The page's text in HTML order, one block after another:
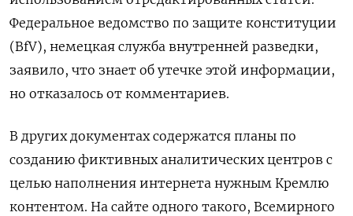
Федеральное ведомство по защите конституции
(BfV), немецкая служба внутренней разведки,
заявило, что знает об утечке этой информации,
но отказалось от комментариев.
В других документах содержатся планы по
созданию фиктивных аналитических центров с
целью наполнения интернета нужным Кремлю
контентом. На сайте одного такого, Всемирного